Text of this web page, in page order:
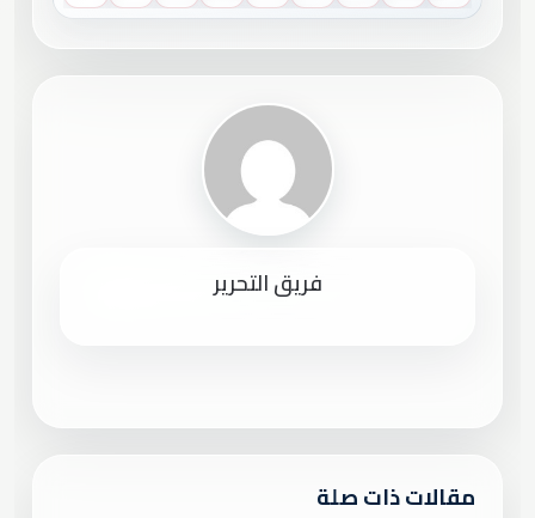
فريق التحرير
مقالات ذات صلة